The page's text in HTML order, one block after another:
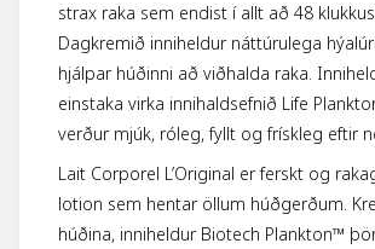
strax raka sem endist í allt að 48
Dagkremið inniheldur náttúrulega
hjálpar húðinni að viðhalda raka.
einstaka virka innihaldsefnið Life
verður mjúk, róleg, fyllt og frískleg eftir
Lait Corporel L’Original er ferskt og
lotion sem hentar öllum húðgerðum.
húðina, inniheldur Biotech Plankton™